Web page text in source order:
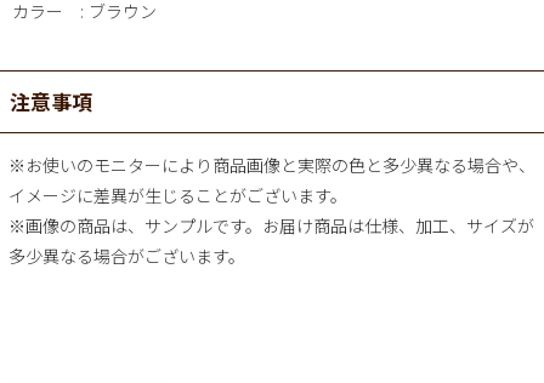
カラー ブラウン
注意事項
※お使いのモニターにより商品画像と実際の色と多少異なる場合や、
イメージに差異が生じることがございます。
※画像の商品は、サンプルです。お届け商品は仕様、加工、サイズが
多少異なる場合がございます。